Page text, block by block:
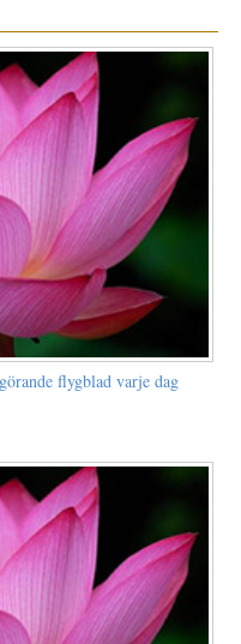
flygblad varje dag